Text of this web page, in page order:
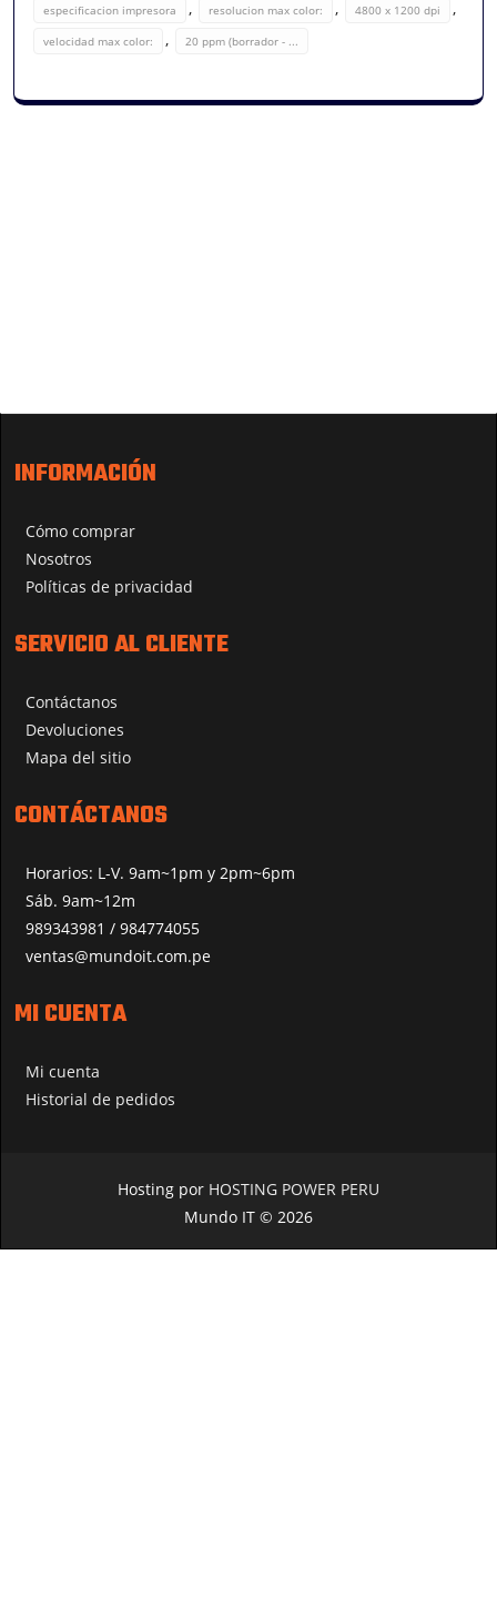
especificacion impresora , resolucion max color: , 4800 x 1200 dpi ,
velocidad max color: , 20 ppm (borrador - ...
INFORMACIÓN
Cómo comprar
Nosotros
Políticas de privacidad
SERVICIO AL CLIENTE
Contáctanos
Devoluciones
Mapa del sitio
CONTÁCTANOS
Horarios: L-V. 9am~1pm y 2pm~6pm
Sáb. 9am~12m
989343981 / 984774055
ventas@mundoit.com.pe
MI CUENTA
Mi cuenta
Historial de pedidos
Hosting por HOSTING POWER PERU
Mundo IT © 2026